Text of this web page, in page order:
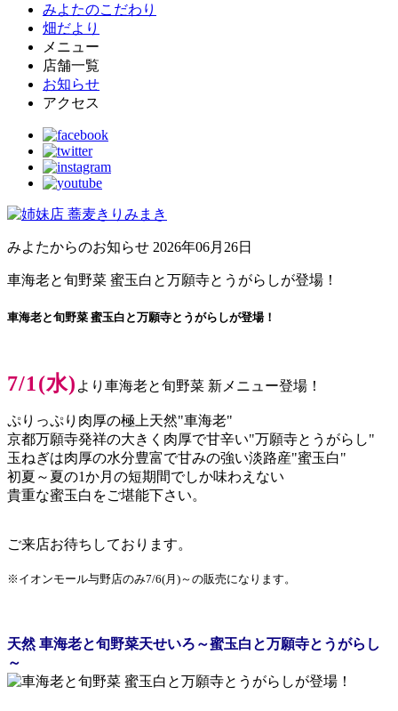
みよたのこだわり
畑だより
メニュー
店舗一覧
お知らせ
アクセス
みよたからのお知らせ 2026年06月26日
車海老と旬野菜 蜜玉白と万願寺とうがらしが登場！
車海老と旬野菜 蜜玉白と万願寺とうがらしが登場！
7/1(水) より車海老と旬野菜 新メニュー登場！
ぷりっぷり肉厚の極上天然"車海老"
京都万願寺発祥の大きく肉厚で甘辛い"万願寺とうがらし"
玉ねぎは肉厚の水分豊富で甘みの強い淡路産"蜜玉白"
初夏～夏の1か月の短期間でしか味わえない
貴重な蜜玉白をご堪能下さい。
ご来店お待ちしております。
※イオンモール与野店のみ7/6(月)～の販売になります。
天然 車海老と旬野菜天せいろ ～蜜玉白と万願寺とうがらし
～